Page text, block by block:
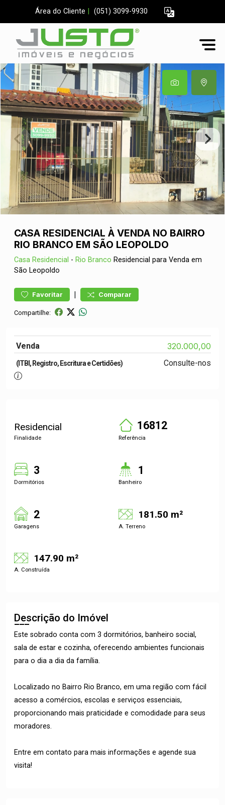
Área do Cliente (051) 3099-9930
CASA RESIDENCIAL À VENDA NO BAIRRO
RIO BRANCO EM SÃO LEOPOLDO
Casa Residencial - Rio Branco Residencial para Venda em
São Leopoldo
Favoritar | Comparar
Compartilhe:
Venda 320.000,00
(ITBI, Registro, Escritura e Certidões) Consulte-nos
Residencial
Finalidade
16812
Referência
3
Dormitórios
1
Banheiro
2
Garagens
181.50 m²
A. Terreno
147.90 m²
A. Construída
Descrição do Imóvel
Este sobrado conta com 3 dormitórios, banheiro social,
sala de estar e cozinha, oferecendo ambientes funcionais
para o dia a dia da família.
Localizado no Bairro Rio Branco, em uma região com fácil
acesso a comércios, escolas e serviços essenciais,
proporcionando mais praticidade e comodidade para seus
moradores.
Entre em contato para mais informações e agende sua
visita!